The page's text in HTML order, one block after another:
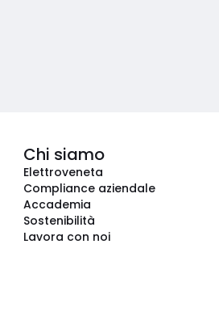
Chi siamo
Elettroveneta
Compliance aziendale
Accademia
Sostenibilità
Lavora con noi